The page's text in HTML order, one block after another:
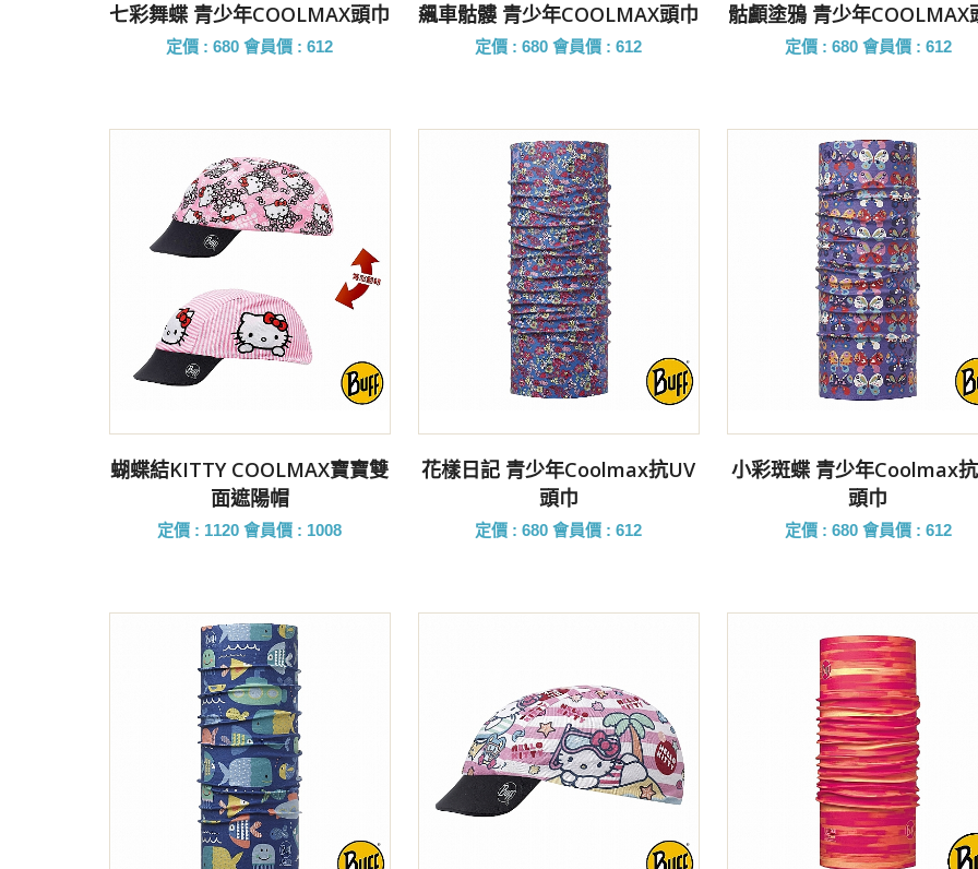
七彩舞蝶 青少年COOLMAX頭巾
定價 : 680會員價 : 612
飆車骷髏 青少年COOLMAX頭巾
定價 : 680會員價 : 612
骷顱塗鴉 青少年COOLMAX
定價 : 680 會員價 : 612
蝴蝶結KITTY COOLMAX寶寶雙
面遮陽帽
定價 : 1120會員價 : 1008
花樣日記 青少年Coolmax抗UV
頭巾
定價 : 680會員價 : 612
小彩斑蝶 青少年Coolmax
頭巾
定價 : 680 會員價 : 612